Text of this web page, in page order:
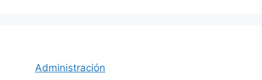
Administración